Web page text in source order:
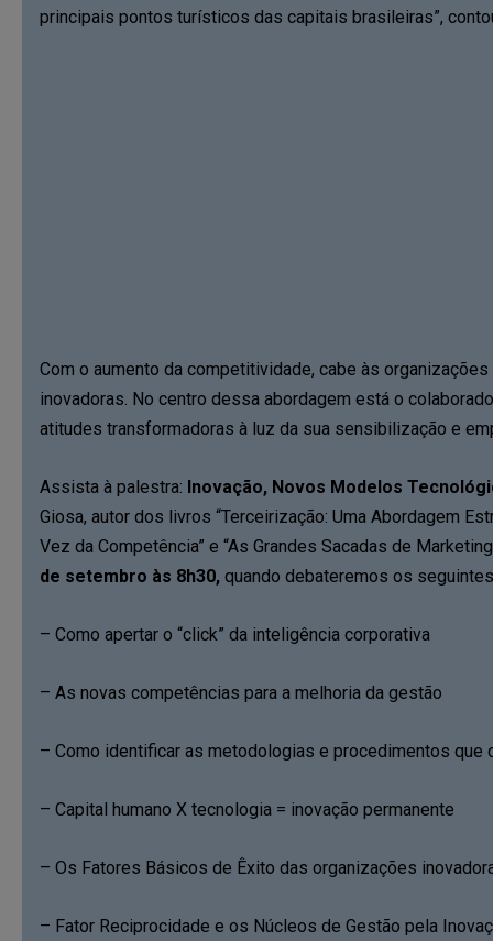
principais pontos turísticos das capitais brasileiras”,
Com o aumento da competitividade, cabe às
inovadoras. No centro dessa abordagem está o
atitudes transformadoras à luz da sua sensibilização e
Assista à palestra: Inovação, Novos Modelos
Giosa, autor dos livros “Terceirização: Uma Abordagem
Vez da Competência” e “As Grandes Sacadas de
de setembro às 8h30, quando debateremos os
– Como apertar o “click” da inteligência corporativa
– As novas competências para a melhoria da gestão
– Como identificar as metodologias e procedimentos que
– Capital humano X tecnologia = inovação permanente
– Os Fatores Básicos de Êxito das organizações
– Fator Reciprocidade e os Núcleos de Gestão pela